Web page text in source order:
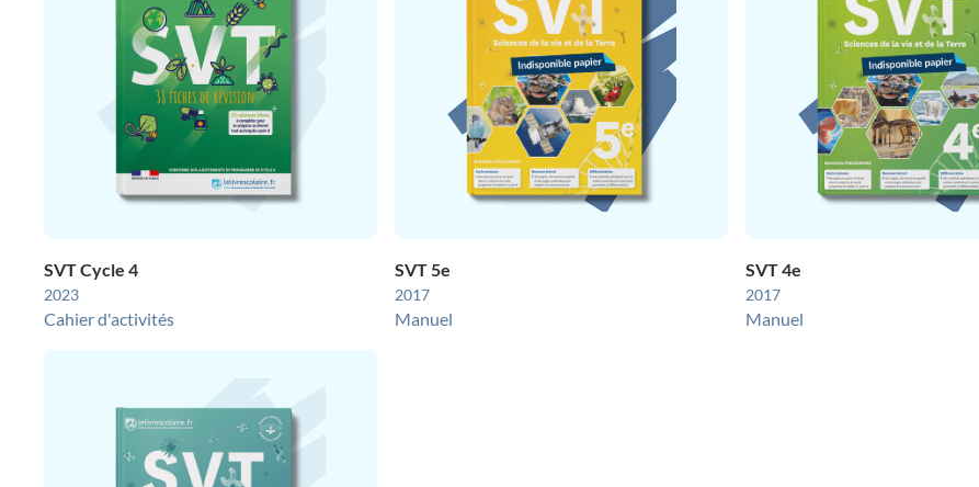
SVT Cycle 4
2023
Cahier d'activités
SVT 5e
2017
Manuel
SVT 4e
2017
Manuel